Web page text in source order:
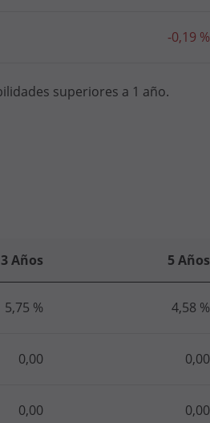
-0,19 %
superiores a 1 año.
3 Años 5 Años
5,75 % 4,58 %
0,00 0,00
0,00 0,00